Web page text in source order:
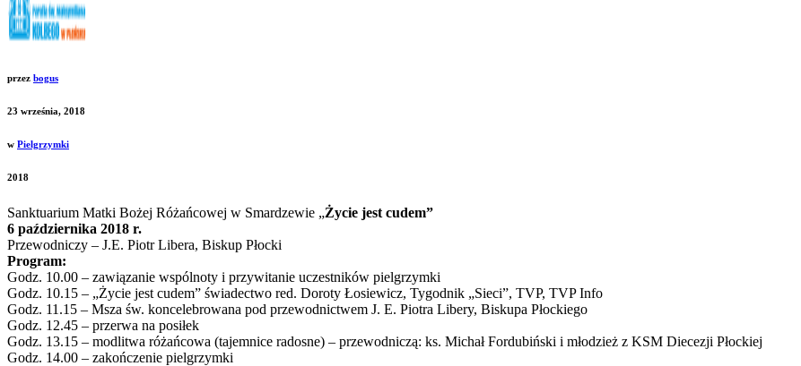
przez bogus
23 września, 2018
w Pielgrzymki
2018
Sanktuarium Matki Bożej Różańcowej w Smardzewie „Życie jest cudem”
6 października 2018 r.
Przewodniczy – J.E. Piotr Libera, Biskup Płocki
Program:
Godz. 10.00 – zawiązanie wspólnoty i przywitanie uczestników pielgrzymki
Godz. 10.15 – „Życie jest cudem” świadectwo red. Doroty Łosiewicz, Tygodnik „Sieci”, TVP, TVP Info
Godz. 11.15 – Msza św. koncelebrowana pod przewodnictwem J. E. Piotra Libery, Biskupa Płockiego
Godz. 12.45 – przerwa na posiłek
Godz. 13.15 – modlitwa różańcowa (tajemnice radosne) – przewodniczą: ks. Michał Fordubiński i młodzież z KSM Diecezji Płockiej
Godz. 14.00 – zakończenie pielgrzymki